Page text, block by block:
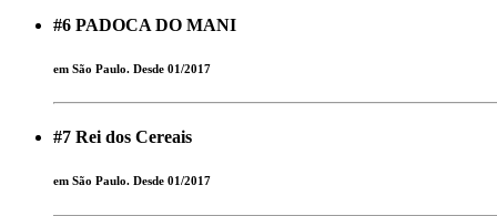
#6 PADOCA DO MANI
em São Paulo. Desde 01/2017
#7 Rei dos Cereais
em São Paulo. Desde 01/2017